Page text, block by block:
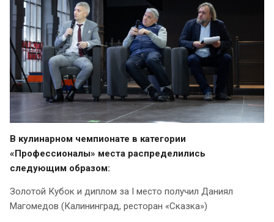
В кулинарном чемпионате в категории
«Профессионалы» места распределились
следующим образом:
Золотой Кубок и диплом за I место получил Даниял
Магомедов (Калининград, ресторан «Сказка»)